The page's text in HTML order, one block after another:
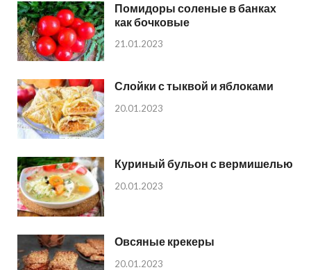
Помидоры соленые в банках
как бочковые
21.01.2023
Слойки с тыквой и яблоками
20.01.2023
Куриный бульон с вермишелью
20.01.2023
Овсяные крекеры
20.01.2023